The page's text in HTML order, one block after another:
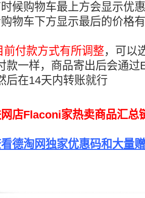
候购物车最上方会显示优
物车下方显示最后的价格
前付款方式有所调整，可以
款一样，商品寄出后会通过
后在14天内转账就行
店Flaconi家热卖商品汇总
德淘网独家优惠码和大量